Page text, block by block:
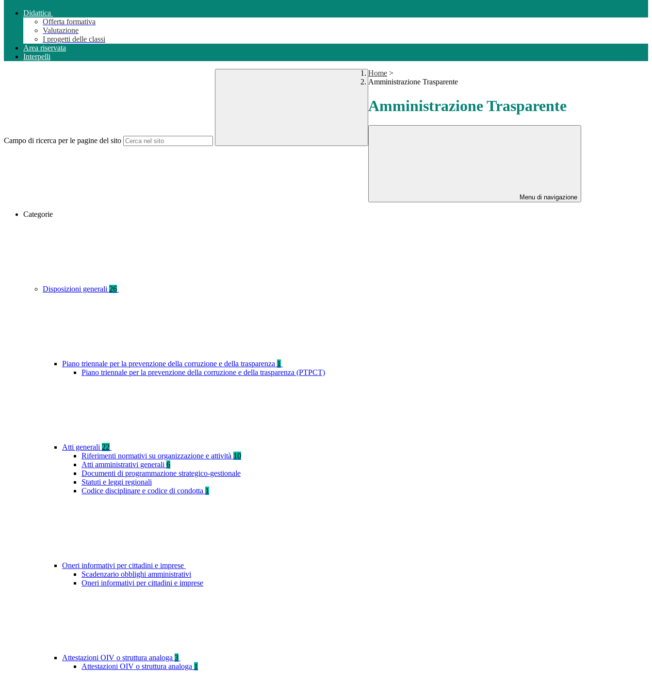
Didattica
Offerta formativa
Valutazione
I progetti delle classi
Area riservata
Interpelli
Campo di ricerca per le pagine del sito
Home >
Amministrazione Trasparente
Amministrazione Trasparente
Menu di navigazione
Categorie
Disposizioni generali 26
Piano triennale per la prevenzione della corruzione e della trasparenza 1
Piano triennale per la prevenzione della corruzione e della trasparenza (PTPCT)
Atti generali 22
Riferimenti normativi su organizzazione e attività 10
Atti amministrativi generali 6
Documenti di programmazione strategico-gestionale
Statuti e leggi regionali
Codice disciplinare e codice di condotta 1
Oneri informativi per cittadini e imprese
Scadenzario obblighi amministrativi
Oneri informativi per cittadini e imprese
Attestazioni OIV o struttura analoga 3
Attestazioni OIV o struttura analoga 1